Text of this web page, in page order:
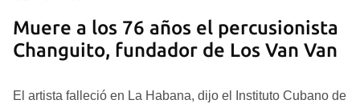
Muere a los 76 años el percusionista
Changuito, fundador de Los Van Van
El artista falleció en La Habana, dijo el Instituto Cubano de